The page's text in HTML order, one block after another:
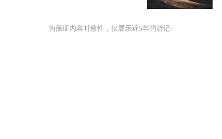
为保证内容时效性，仅展示近5年的游记~